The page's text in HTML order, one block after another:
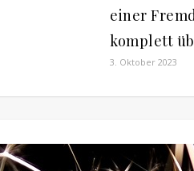
einer
komplett
3. Oktober 2023